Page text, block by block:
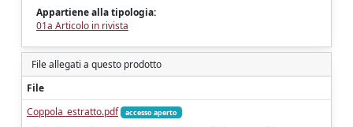
Appartiene alla tipologia:
01a Articolo in rivista
File allegati a questo prodotto
File
Coppola_estratto.pdf
accesso aperto